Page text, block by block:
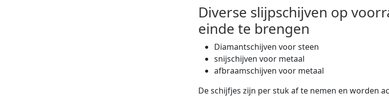
Diverse slijpschijven op
einde te brengen
Diamantschijven voor steen
snijschijven voor metaal
afbraamschijven voor metaal
De schijfjes zijn per stuk af te nemen en worden